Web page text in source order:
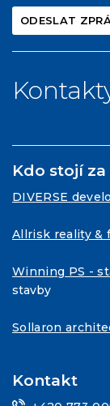
Kdo stojí
DIVERSE
Allrisk reality &
Winning PS -
stavby
Sollaron
Kontakt